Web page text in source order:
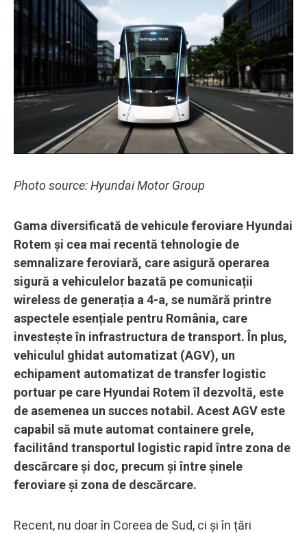
Photo source: Hyundai Motor Group
Gama diversificată de vehicule feroviare Hyundai
Rotem și cea mai recentă tehnologie de
semnalizare feroviară, care asigură operarea
sigură a vehiculelor bazată pe comunicații
wireless de generația a 4-a, se numără printre
aspectele esențiale pentru România, care
investește în infrastructura de transport. În plus,
vehiculul ghidat automatizat (AGV), un
echipament automatizat de transfer logistic
portuar pe care Hyundai Rotem îl dezvoltă, este
de asemenea un succes notabil. Acest AGV este
capabil să mute automat containere grele,
facilitând transportul logistic rapid între zona de
descărcare și doc, precum și între șinele
feroviare și zona de descărcare.
Recent, nu doar în Coreea de Sud, ci și în țări